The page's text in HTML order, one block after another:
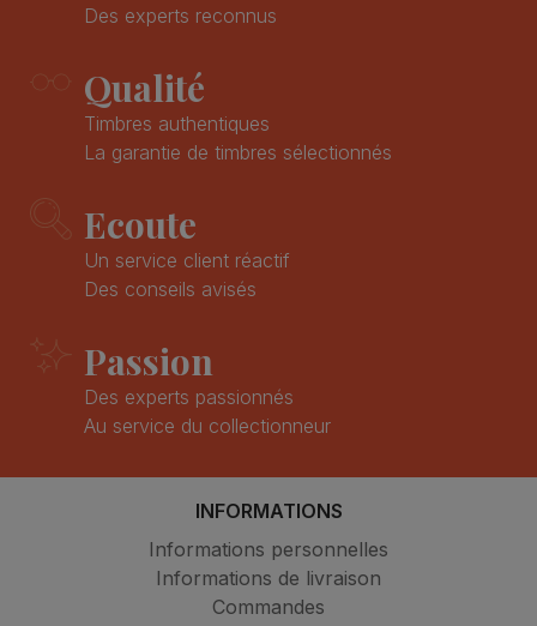
Des experts reconnus
Qualité
Timbres authentiques
La garantie de timbres sélectionnés
Ecoute
Un service client réactif
Des conseils avisés
Passion
Des experts passionnés
Au service du collectionneur
INFORMATIONS
Informations personnelles
Informations de livraison
Commandes